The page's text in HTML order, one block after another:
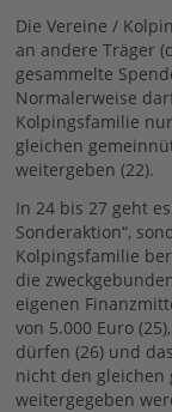
Die Vereine /
an andere Träger
gesammelte
Normalerweise
Kolpingsfamilie
gleichen
weitergeben (22).
In 24 bis 27 geht
Sonderaktion“,
Kolpingsfamilie
die
eigenen
von 5.000 Euro
dürfen (26) und
nicht den gleichen
weitergegeben